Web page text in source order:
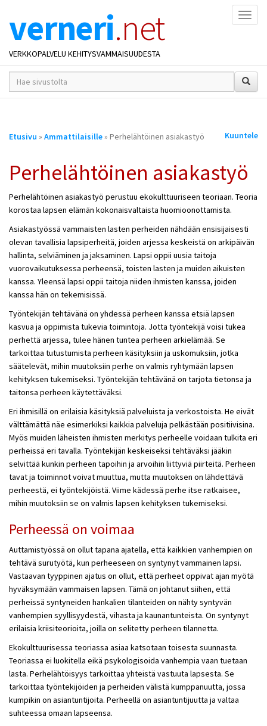
verneri.net
VERKKOPALVELU KEHITYSVAMMAISUUDESTA
hakusana(t)
*
Olet
Etusivu » Ammattilaisille» Perhelähtöinen asiakastyö Kuuntele
Perhelähtöinen asiakastyö
Perhelähtöinen asiakastyö perustuu ekokulttuuriseen teoriaan. Teoria
korostaa lapsen elämän kokonaisvaltaista huomioonottamista.
Asiakastyössä vammaisten lasten perheiden nähdään ensisijaisesti
olevan tavallisia lapsiperheitä, joiden arjessa keskeistä on arkipäivän
hallinta, selviäminen ja jaksaminen. Lapsi oppii uusia taitoja
vuorovaikutuksessa perheensä, toisten lasten ja muiden aikuisten
kanssa. Yleensä lapsi oppii taitoja niiden ihmisten kanssa, joiden
kanssa hän on tekemisissä.
Työntekijän tehtävänä on yhdessä perheen kanssa etsiä lapsen
kasvua ja oppimista tukevia toimintoja. Jotta työntekijä voisi tukea
perhettä arjessa, tulee hänen tuntea perheen arkielämää. Se
tarkoittaa tutustumista perheen käsityksiin ja uskomuksiin, jotka
säätelevät, mihin muutoksiin perhe on valmis ryhtymään lapsen
kehityksen tukemiseksi. Työntekijän tehtävänä on tarjota tietonsa ja
taitonsa perheen käytettäväksi.
Eri ihmisillä on erilaisia käsityksiä palveluista ja verkostoista. He eivät
välttämättä näe esimerkiksi kaikkia palveluja pelkästään positiivisina.
Myös muiden läheisten ihmisten merkitys perheelle voidaan tulkita eri
perheissä eri tavalla. Työntekijän keskeiseksi tehtäväksi jääkin
selvittää kunkin perheen tapoihin ja arvoihin liittyviä piirteitä. Perheen
tavat ja toiminnot voivat muuttua, mutta muutoksen on lähdettävä
perheestä, ei työntekijöistä. Viime kädessä perhe itse ratkaisee,
mihin muutoksiin se on valmis lapsen kehityksen tukemiseksi.
Perheessä on voimaa
Auttamistyössä on ollut tapana ajatella, että kaikkien vanhempien on
tehtävä surutyötä, kun perheeseen on syntynyt vammainen lapsi.
Vastaavan tyyppinen ajatus on ollut, että perheet oppivat ajan myötä
hyväksymään vammaisen lapsen. Tämä on johtanut siihen, että
perheissä syntyneiden hankalien tilanteiden on nähty syntyvän
vanhempien syyllisyydestä, vihasta ja kaunantunteista. On syntynyt
erilaisia kriisiteorioita, joilla on selitetty perheen tilannetta.
Ekokulttuurisessa teoriassa asiaa katsotaan toisesta suunnasta.
Teoriassa ei luokitella eikä psykologisoida vanhempia vaan tuetaan
lasta. Perhelähtöisyys tarkoittaa yhteistä vastuuta lapsesta. Se
tarkoittaa työntekijöiden ja perheiden välistä kumppanuutta, jossa
kumpikin on asiantuntijoita. Perheellä on asiantuntijuutta ja valtaa
suhteessa omaan lapseensa.